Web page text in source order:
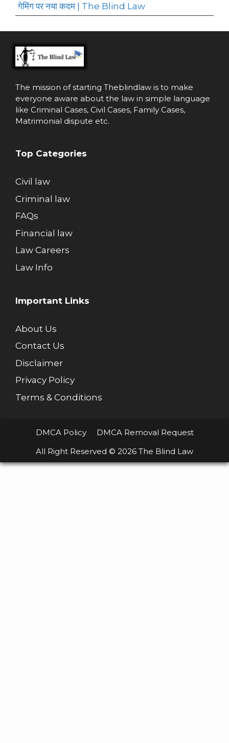
गेमिंग पर नया कदम | The Blind Law
The mission of starting Theblindlaw is to make
everyone aware about the law in simple language
like Criminal Cases, Civil Cases, Family Cases,
Matrimonial dispute etc.
Top Categories
Civil law
Criminal law
FAQs
Financial law
Law Careers
Law Info
Important Links
About Us
Contact Us
Disclaimer
Privacy Policy
Terms & Conditions
DMCA Policy
DMCA Removal Request
All Right Reserved © 2026 The Blind Law